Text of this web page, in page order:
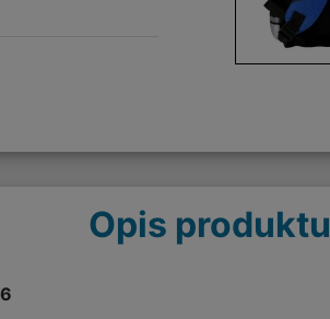
Opis produktu